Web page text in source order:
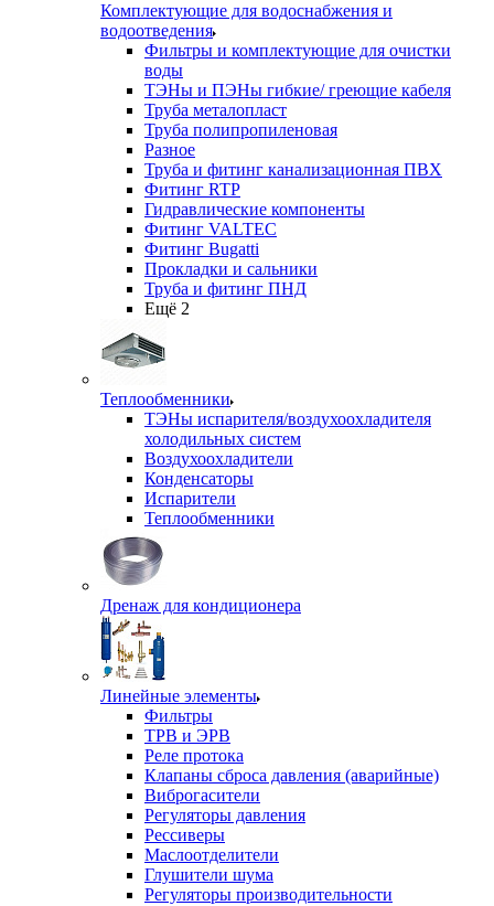
Комплектующие для водоснабжения и
водоотведения
Фильтры и комплектующие для очистки
воды
ТЭНы и ПЭНы гибкие/ греющие кабеля
Труба металопласт
Труба полипропиленовая
Разное
Труба и фитинг канализационная ПВХ
Фитинг RTP
Гидравлические компоненты
Фитинг VALTEC
Фитинг Bugatti
Прокладки и сальники
Труба и фитинг ПНД
Ещё 2
Теплообменники
ТЭНы испарителя/воздухоохладителя
холодильных систем
Воздухоохладители
Конденсаторы
Испарители
Теплообменники
Дренаж для кондиционера
Линейные элементы
Фильтры
ТРВ и ЭРВ
Реле протока
Клапаны сброса давления (аварийные)
Виброгасители
Регуляторы давления
Рессиверы
Маслоотделители
Глушители шума
Регуляторы производительности